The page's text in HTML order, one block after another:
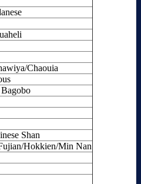
Chaouia
Shan
Hokkien/Min Nan